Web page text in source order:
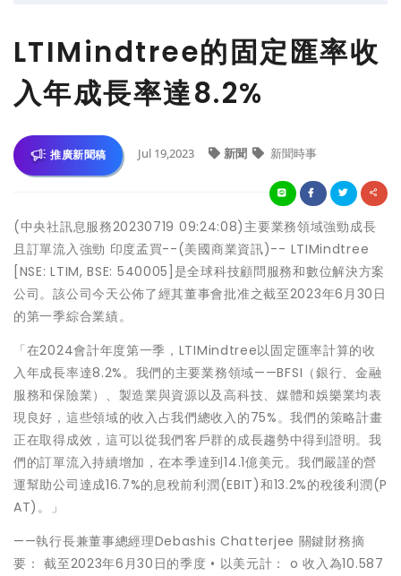
LTIMindtree的固定匯率收
入年成長率達8.2%
推廣新聞稿 Jul 19,2023 新聞 新聞時事
(中央社訊息服務20230719 09:24:08)主要業務領域強勁成長
且訂單流入強勁 印度孟買--(美國商業資訊)-- LTIMindtree
[NSE: LTIM, BSE: 540005]是全球科技顧問服務和數位解決方案
公司。該公司今天公佈了經其董事會批准之截至2023年6月30日
的第一季綜合業績。
「在2024會計年度第一季，LTIMindtree以固定匯率計算的收
入年成長率達8.2%。我們的主要業務領域——BFSI（銀行、金融
服務和保險業）、製造業與資源以及高科技、媒體和娛樂業均表
現良好，這些領域的收入占我們總收入的75%。我們的策略計畫
正在取得成效，這可以從我們客戶群的成長趨勢中得到證明。我
們的訂單流入持續增加，在本季達到14.1億美元。我們嚴謹的營
運幫助公司達成16.7%的息稅前利潤(EBIT)和13.2%的稅後利潤(P
AT)。」
——執行長兼董事總經理Debashis Chatterjee 關鍵財務摘
要： 截至2023年6月30日的季度 • 以美元計： o 收入為10.587